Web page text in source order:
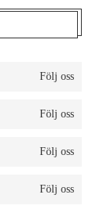
Följ oss
Följ oss
Följ oss
Följ oss